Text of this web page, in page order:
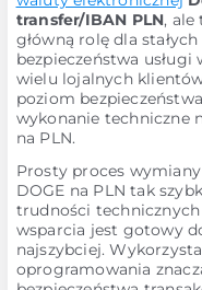
transfer/IBAN PLN, ale
główną rolę dla
bezpieczeństwa usługi
wielu lojalnych
poziom
wykonanie techniczne
na PLN.
Prosty proces
DOGE na PLN tak
trudności technicznych
wsparcia jest gotowy
najszybciej.
oprogramowania